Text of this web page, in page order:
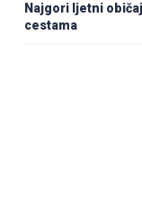
Najgori ljetni
cestama